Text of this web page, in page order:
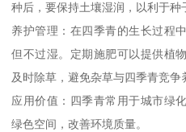
种后，要保持土壤湿润，以利于种
养护管理：在四季青的生长过程
但不过湿。定期施肥可以提供植
及时除草，避免杂草与四季青竞争
应用价值：四季青常用于城市绿
绿色空间，改善环境质量。